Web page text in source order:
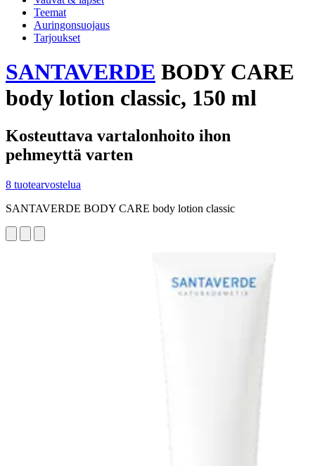
Teemat
Auringonsuojaus
Tarjoukset
SANTAVERDE BODY CARE
body lotion classic, 150 ml
Kosteuttava vartalonhoito ihon
pehmeyttä varten
8 tuotearvostelua
SANTAVERDE BODY CARE body lotion classic